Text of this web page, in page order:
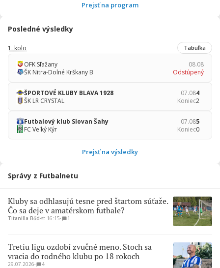
Prejsť na program
Posledné výsledky
1. kolo Tabuľka
OFK Sľažany
ŠK Nitra-Dolné Krškany B
08.08
Odstúpený
ŠPORTOVÉ KLUBY BLAVA 1928
ŠK LR CRYSTAL
07.08
Koniec
4
2
Futbalový klub Slovan Šahy
FC Veľký Kýr
07.08
Koniec
5
0
Prejsť na výsledky
Správy z Futbalnetu
Kluby sa odhlasujú tesne pred štartom súťaže.
Čo sa deje v amatérskom futbale?
Titanilla Bőd∙st 16:15∙ 1
Tretiu ligu ozdobí zvučné meno. Stoch sa
vracia do rodného klubu po 18 rokoch
29.07.2026∙ 4